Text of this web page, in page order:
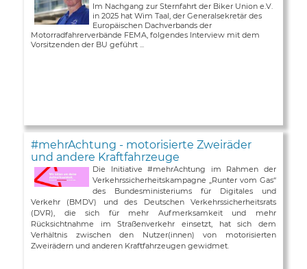
Im Nachgang zur Sternfahrt der Biker Union e.V.
in 2025 hat Wim Taal, der Generalsekretär des
Europäischen Dachverbands der
Motorradfahrerverbände FEMA, folgendes Interview mit dem
Vorsitzenden der BU geführt ...
#mehrAchtung - motorisierte Zweiräder
und andere Kraftfahrzeuge
Die Initiative #mehrAchtung im Rahmen der
Verkehrssicherheitskampagne „Runter vom Gas“
des Bundesministeriums für Digitales und
Verkehr (BMDV) und des Deutschen Verkehrssicherheitsrats
(DVR), die sich für mehr Aufmerksamkeit und mehr
Rücksichtnahme im Straßenverkehr einsetzt, hat sich dem
Verhältnis zwischen den Nutzer(innen) von motorisierten
Zweirädern und anderen Kraftfahrzeugen gewidmet.